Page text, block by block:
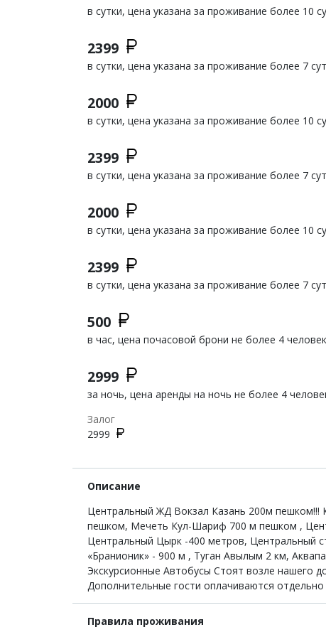
в сутки, цена указана за проживание более 10
2399
в сутки, цена указана за проживание более 7
2000
в сутки, цена указана за проживание более 10
2399
в сутки, цена указана за проживание более 7
2000
в сутки, цена указана за проживание более 10
2399
в сутки, цена указана за проживание более 7
500
в час, цена почасовой брони не более 4 человек
2999
за ночь, цена аренды на ночь не более 4
Залог
2999
Описание
Центральный ЖД Вокзал Казань 200м пешком!!!
пешком, Мечеть Кул-Шариф 700 м пешком ,
Центральный Цырк -400 метров, Центральный
«Бранионик» - 900 м , Туган Авылым 2 км,
Экскурсионные Автобусы Стоят возле нашего
Дополнительные гости оплачиваются
Правила проживания